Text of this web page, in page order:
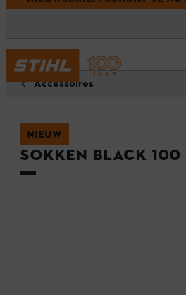
Accessoires
NIEUW
Sokken BLACK